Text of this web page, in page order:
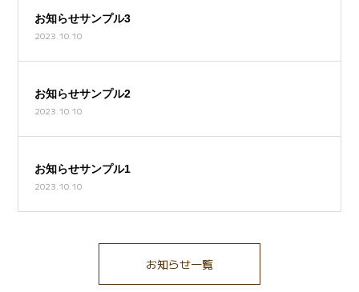
お知らせサンプル3
2023.10.10
お知らせサンプル2
2023.10.10
お知らせサンプル1
2023.10.10
お知らせ一覧